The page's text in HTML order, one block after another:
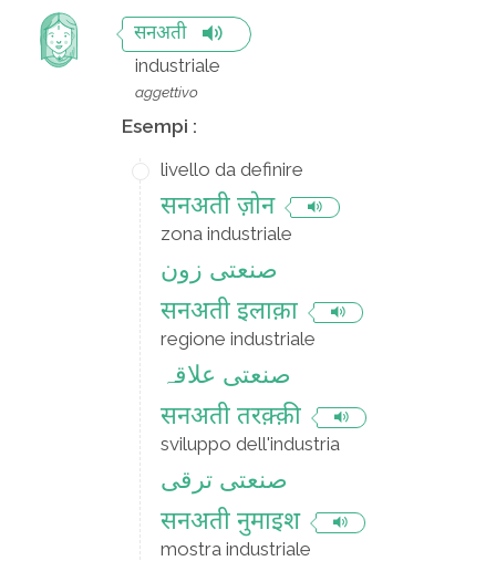
सनअती
industriale
aggettivo
Esempi :
livello da definire
सनअती ज़ोन
zona industriale
صنعتی زون
सनअती इलाक़ा
regione industriale
صنعتی علاقہ
सनअती तरक़्क़ी
sviluppo dell'industria
صنعتی ترقی
सनअती नुमाइश
mostra industriale